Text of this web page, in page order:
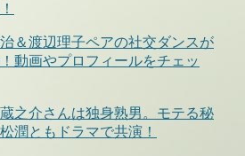
＆渡辺理子ペアの社交ダンスが
動画やプロフィールをチェッ
之介さんは独身熟男。モテる秘
潤ともドラマで共演！